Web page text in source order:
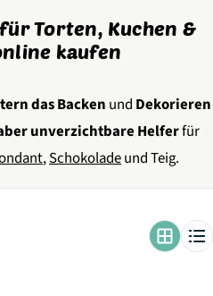
Torten, Kuchen &
kaufen
das Backen und Dekorieren
unverzichtbare Helferfür
,Schokoladeund Teig.